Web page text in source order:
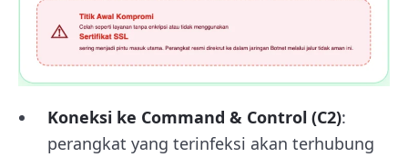
Koneksi ke Command & Control (C2):
perangkat yang terinfeksi akan terhubung